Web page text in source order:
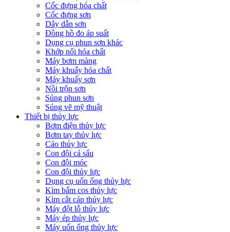
Cốc đựng hóa chất
Cốc đựng sơn
Dây dẫn sơn
Đồng hồ đo áp suất
Dụng cụ phun sơn khác
Khớp nối hóa chất
Máy bơm màng
Máy khuấy hóa chất
Máy khuấy sơn
Nồi trộn sơn
Súng phun sơn
Súng vẽ mỹ thuật
Thiết bị thủy lực
Bơm điện thủy lực
Bơm tay thủy lực
Cảo thủy lực
Con đội cá sấu
Con đội móc
Con đội thủy lực
Dụng cụ uốn ống thủy lực
Kìm bấm cos thủy lực
Kìm cắt cáp thủy lực
Máy đột lỗ thủy lực
Máy ép thủy lực
Máy uốn ống thủy lực